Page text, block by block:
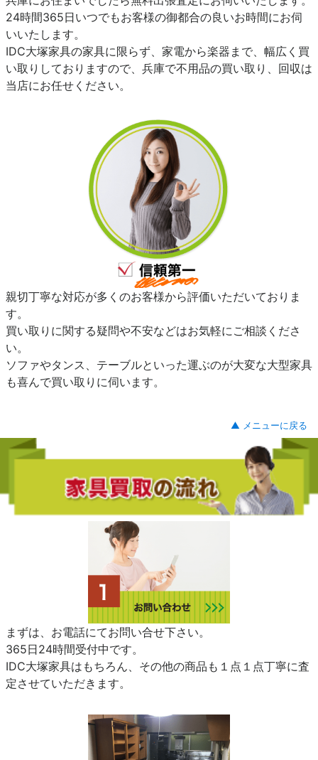
24時間365日いつでもお客様の御都合の良いお時間にお伺
いいたします。
IDC大塚家具の家具に限らず、家電から楽器まで、幅広く買
い取りしておりますので、兵庫で不用品の買い取り、回収は
当店にお任せください。
親切丁寧な対応が多くのお客様から評価いただいておりま
す。
買い取りに関する疑問や不安などはお気軽にご相談くださ
い。
ソファやタンス、テーブルといった運ぶのが大変な大型家具
も喜んで買い取りに伺います。
▲ メニューに戻る
まずは、お電話にてお問い合せ下さい。
365日24時間受付中です。
IDC大塚家具はもちろん、その他の商品も１点１点丁寧に査
定させていただきます。